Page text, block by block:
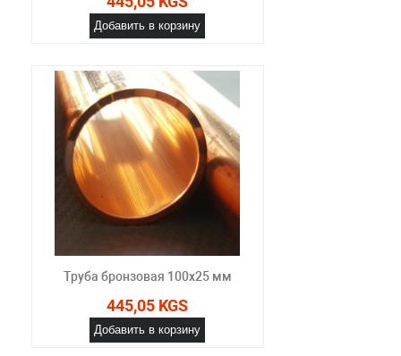
Добавить в корзину
Труба бронзовая 100x25 мм
445,05 KGS
Добавить в корзину